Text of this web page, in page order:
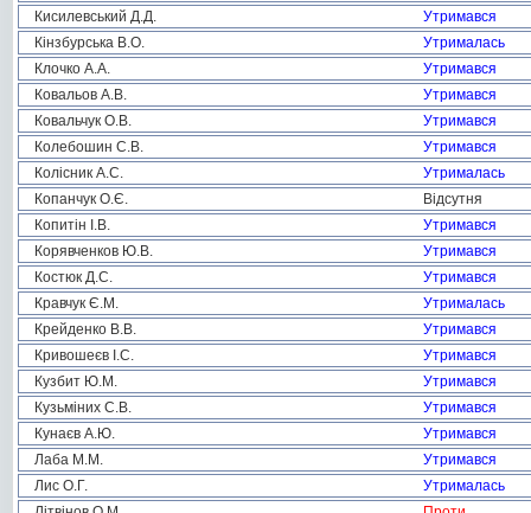
Кисилевський Д.Д.
Утримався
Кінзбурська В.О.
Утрималась
Клочко А.А.
Утримався
Ковальов А.В.
Утримався
Ковальчук О.В.
Утримався
Колебошин С.В.
Утримався
Колісник А.С.
Утрималась
Копанчук О.Є.
Відсутня
Копитін І.В.
Утримався
Корявченков Ю.В.
Утримався
Костюк Д.С.
Утримався
Кравчук Є.М.
Утрималась
Крейденко В.В.
Утримався
Кривошеєв І.С.
Утримався
Кузбит Ю.М.
Утримався
Кузьміних С.В.
Утримався
Кунаєв А.Ю.
Утримався
Лаба М.М.
Утримався
Лис О.Г.
Утрималась